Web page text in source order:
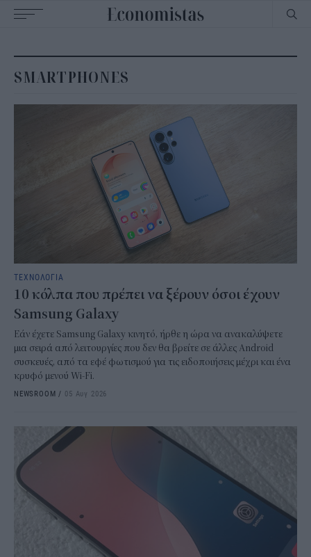
navigation
SMARTPHONES
ΤΕΧΝΟΛΟΓΙΑ
10 κόλπα που πρέπει να ξέρουν όσοι έχουν
Samsung Galaxy
Εάν έχετε Samsung Galaxy κινητό, ήρθε η ώρα να ανακαλύψετε
μια σειρά από λειτουργίες που δεν θα βρείτε σε άλλες Android
συσκευές, από τα εφέ φωτισμού για τις ειδοποιήσεις μέχρι και ένα
κρυφό μενού Wi-Fi.
NEWSROOM / 05 Αυγ 2026